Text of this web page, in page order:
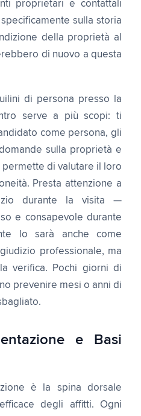
proprietari e contattali
sulla storia
della proprietà al
di nuovo a questa
di persona presso la
serve a più scopi: ti
come persona, gli
sulla proprietà e
di valutare il loro
Presta attenzione a
durante la visita —
e consapevole durante
lo sarà anche come
professionale, ma
verifica. Pochi giorni di
prevenire mesi o anni di
e Basi
è la spina dorsale
degli affitti. Ogni